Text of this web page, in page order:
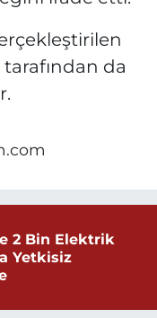
da
2 Bin Elektrik
Yetkisiz